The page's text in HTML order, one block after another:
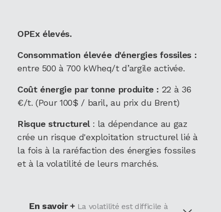
OPEx élevés.
Consommation élevée d'énergies fossiles :
entre 500 à 700 kWheq/t d’argile activée.
Coût énergie par tonne produite : 22 à 36
€/t. (Pour 100$ / baril, au prix du Brent)
Risque structurel : la dépendance au gaz
crée un risque d'exploitation structurel lié à
la fois à la raréfaction des énergies fossiles
et à la volatilité de leurs marchés.
En savoir + La volatilité est difficile à